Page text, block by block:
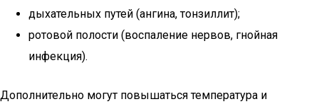
дыхательных путей (ангина, тонзиллит);
ротовой полости (воспаление нервов, гнойная
инфекция).
Дополнительно могут повышаться температура и